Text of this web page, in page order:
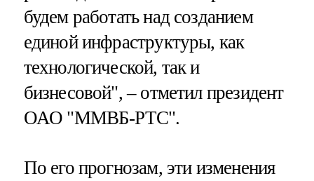
будем работать над созданием
единой инфраструктуры, как
технологической, так и
бизнесовой", – отметил президент
ОАО "ММВБ-РТС".
По его прогнозам, эти изменения